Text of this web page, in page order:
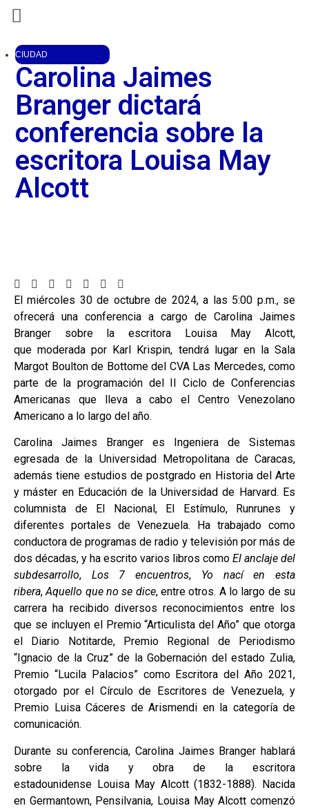
CIUDAD
Carolina Jaimes
Branger dictará
conferencia sobre la
escritora Louisa May
Alcott
El miércoles 30 de octubre de 2024, a las 5:00 p.m., se
ofrecerá una conferencia a cargo de Carolina Jaimes
Branger sobre la escritora Louisa May Alcott,
que moderada por Karl Krispin, tendrá lugar en la Sala
Margot Boulton de Bottome del CVA Las Mercedes, como
parte de la programación del II Ciclo de Conferencias
Americanas que lleva a cabo el Centro Venezolano
Americano a lo largo del año.
Carolina Jaimes Branger es Ingeniera de Sistemas
egresada de la Universidad Metropolitana de Caracas,
además tiene estudios de postgrado en Historia del Arte
y máster en Educación de la Universidad de Harvard. Es
columnista de El Nacional, El Estímulo, Runrunes y
diferentes portales de Venezuela. Ha trabajado como
conductora de programas de radio y televisión por más de
dos décadas, y ha escrito varios libros como El anclaje del
subdesarrollo, Los 7 encuentros, Yo nací en esta
ribera,Aquello que no se dice, entre otros. A lo largo de su
carrera ha recibido diversos reconocimientos entre los
que se incluyen el Premio “Articulista del Año” que otorga
el Diario Notitarde, Premio Regional de Periodismo
“Ignacio de la Cruz” de la Gobernación del estado Zulia,
Premio “Lucila Palacios” como Escritora del Año 2021,
otorgado por el Círculo de Escritores de Venezuela, y
Premio Luisa Cáceres de Arismendi en la categoría de
comunicación.
Durante su conferencia, Carolina Jaimes Branger hablará
sobre la vida y obra de la escritora
estadounidense Louisa May Alcott (1832-1888). Nacida
en Germantown, Pensilvania, Louisa May Alcott comenzó